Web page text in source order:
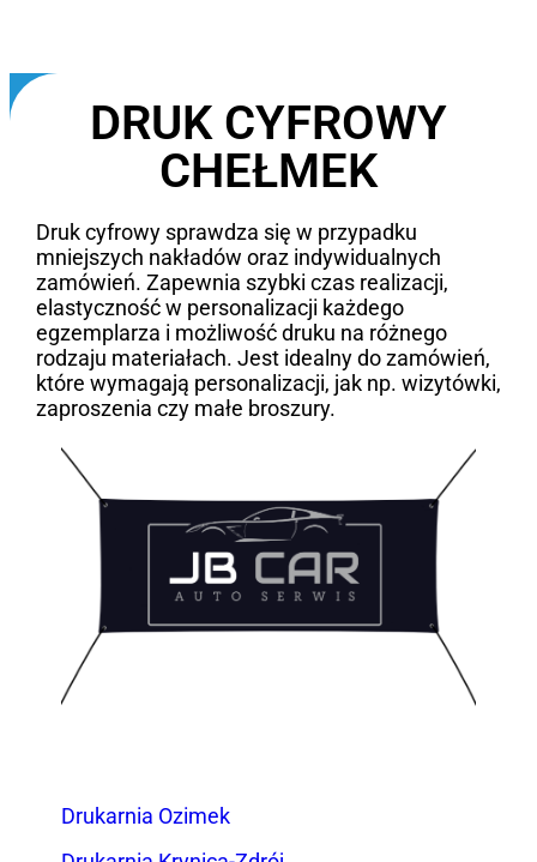
DRUK CYFROWY
CHEŁMEK
Druk cyfrowy sprawdza się w przypadku
mniejszych nakładów oraz indywidualnych
zamówień. Zapewnia szybki czas realizacji,
elastyczność w personalizacji każdego
egzemplarza i możliwość druku na różnego
rodzaju materiałach. Jest idealny do zamówień,
które wymagają personalizacji, jak np. wizytówki,
zaproszenia czy małe broszury.
Drukarnia Ozimek